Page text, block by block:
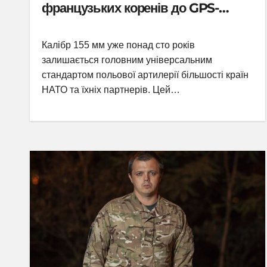
французьких коренів до GPS-
Калібр 155 мм уже понад сто років
залишається головним універсальним
стандартом польової артилерії більшості країн
НАТО та їхніх партнерів. Цей…